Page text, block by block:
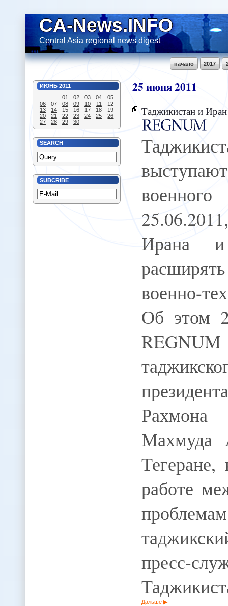
CA-News.INFO
Central Asia regional news digest
2017
начало
ИЮНЬ 2011
01
02 03 04
05
06
07 08 09 10 11
12
13
14 15 16 17 18
19
20
21 22 23 24 25
26
27
28 29 30
SEARCH
SUBCRIBE
25июня2011
Таджикистан и Иран выступают за
Ирана и
военно-
Об этом
Рахмона
Махмуда
работе
Дальше